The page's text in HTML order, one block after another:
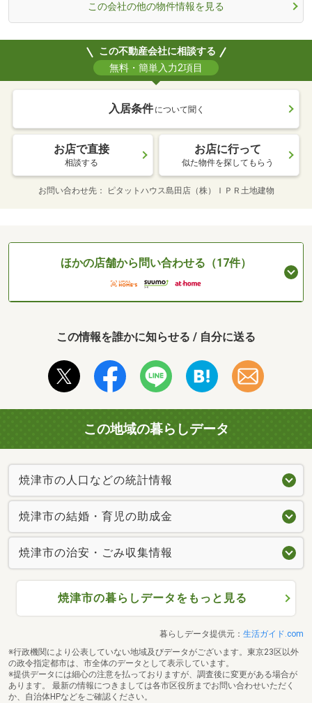
この会社の他の物件情報を見る
この不動産会社に相談する
無料・簡単入力2項目
入居条件 について聞く
お店で直接
相談する
お店に行って
似た物件を探してもらう
お問い合わせ先 ピタットハウス島田店（株）ＩＰＲ土地建物
ほかの店舗から問い合わせる（17件）
この情報を誰かに知らせる / 自分に送る
この地域の暮らしデータ
焼津市の人口などの統計情報
焼津市の結婚・育児の助成金
焼津市の治安・ごみ収集情報
焼津市の暮らしデータをもっと見る
暮らしデータ提供元： 生活ガイド.com
※行政機関により公表していない地域及びデータがございます。東京23区以外
の政令指定都市は、市全体のデータとして表示しています。
※提供データには細心の注意を払っておりますが、調査後に変更がある場合が
あります。 最新の情報につきましては各市区役所までお問い合わせいただく
か、自治体HPなどをご確認ください。